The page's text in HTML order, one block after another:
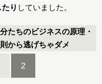
り していました。
たちのビジネスの原理・
から逃げちゃダメ
2